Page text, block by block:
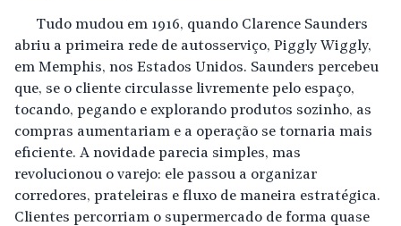
Tudo mudou em 1916, quando Clarence Saunders
abriu a primeira rede de autosserviço, Piggly Wiggly,
em Memphis, nos Estados Unidos. Saunders percebeu
que, se o cliente circulasse livremente pelo espaço,
tocando, pegando e explorando produtos sozinho, as
compras aumentariam e a operação se tornaria mais
eficiente. A novidade parecia simples, mas
revolucionou o varejo: ele passou a organizar
corredores, prateleiras e fluxo de maneira estratégica.
Clientes percorriam o supermercado de forma quase